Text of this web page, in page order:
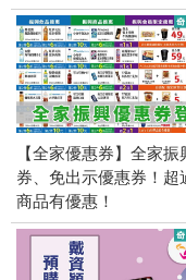
【全家優惠券】全家
券、免出示優惠券！超
商品有優惠！